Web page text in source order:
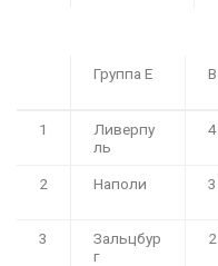
Группа E В
1
Ливерпу
ль
4
2 Наполи 3
3
Зальцбур
г
2